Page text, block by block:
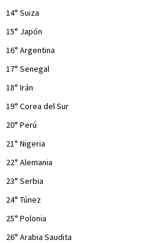
14° Suiza
15° Japón
16° Argentina
17° Senegal
18° Irán
19° Corea del Sur
20° Perú
21° Nigeria
22° Alemania
23° Serbia
24° Túnez
25° Polonia
26° Arabia Saudita